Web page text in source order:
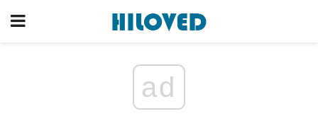
ad